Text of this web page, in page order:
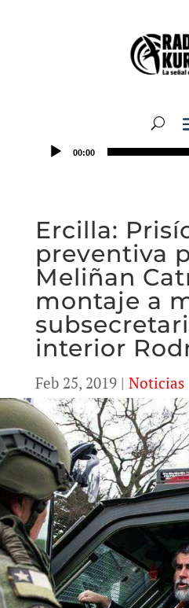
00:00
Ercilla:
preventiva
Meliñan
montaje a
interior
Feb 25, 2019| Noticias